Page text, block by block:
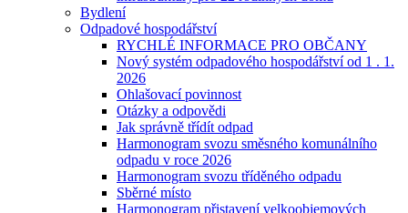
Bydlení
Odpadové hospodářství
RYCHLÉ INFORMACE PRO OBČANY
Nový systém odpadového hospodářství od 1 . 1.
2026
Ohlašovací povinnost
Otázky a odpovědi
Jak správně třídít odpad
Harmonogram svozu směsného komunálního
odpadu v roce 2026
Harmonogram svozu tříděného odpadu
Sběrné místo
Harmonogram přistavení velkoobjemových